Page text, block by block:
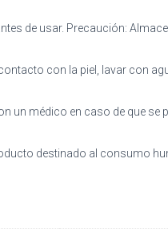
de usar. Precaución:
con la piel, lavar con
un médico en caso de que se
destinado al consumo